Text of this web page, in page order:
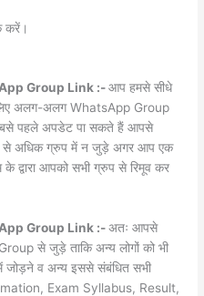
करें।
Group Link :-आप हमसे सीधे
अलग-अलग WhatsApp Group
पहले अपडेट पा सकते हैं आपसे
से अधिक ग्रुप में न जुड़े अगर आप एक
के द्वारा आपको सभी ग्रुप से रिमूव कर
Group Link :-अतः आपसे
से जुड़े ताकि अन्य लोगों को भी
जोड़ने व अन्य इससे संबंधित सभी
Exam Syllabus, Result,